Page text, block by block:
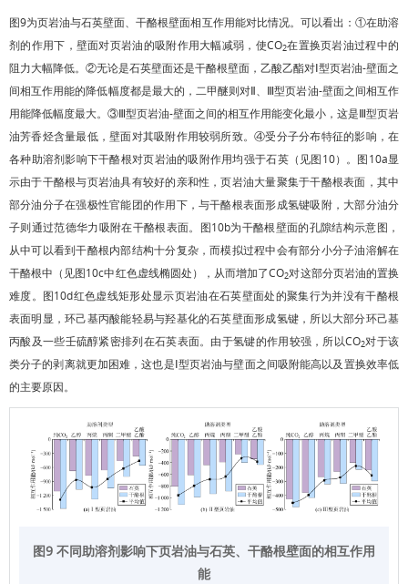
图9为页岩油与石英壁面、干酪根壁面相互作用能对比情况。可以看出：①在助溶
剂的作用下，壁面对页岩油的吸附作用大幅减弱，使CO2在置换页岩油过程中的
阻力大幅降低。②无论是石英壁面还是干酪根壁面，乙酸乙酯对Ⅰ型页岩油-壁面之
间相互作用能的降低幅度都是最大的，二甲醚则对Ⅱ、Ⅲ型页岩油-壁面之间相互作
用能降低幅度最大。③Ⅲ型页岩油-壁面之间的相互作用能变化最小，这是Ⅲ型页岩
油芳香烃含量最低，壁面对其吸附作用较弱所致。④受分子分布特征的影响，在
各种助溶剂影响下干酪根对页岩油的吸附作用均强于石英（见图10）。 图10a显
示由于干酪根与页岩油具有较好的亲和性，页岩油大量聚集于干酪根表面，其中
部分油分子在强极性官能团的作用下，与干酪根表面形成氢键吸附，大部分油分
子则通过范德华力吸附在干酪根表面。 图10b为干酪根壁面的孔隙结构示意图，
从中可以看到干酪根内部结构十分复杂，而模拟过程中会有部分小分子油溶解在
干酪根中（见图10c中红色虚线椭圆处），从而增加了CO2对这部分页岩油的置换
难度。 图10d红色虚线矩形处显示页岩油在石英壁面处的聚集行为并没有干酪根
表面明显，环己基丙酸能轻易与羟基化的石英壁面形成氢键，所以大部分环己基
丙酸及一些壬硫醇紧密排列在石英表面。由于氢键的作用较强，所以CO2对于该
类分子的剥离就更加困难，这也是Ⅰ型页岩油与壁面之间吸附能高以及置换效率低
的主要原因。
图9 不同助溶剂影响下页岩油与石英、干酪根壁面的相互作用
能